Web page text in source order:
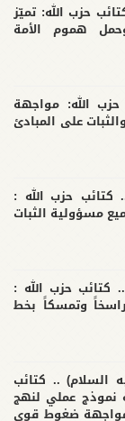
حزب الله: تميّز
هموم الأمة
الله: مواجهة
على المبادئ
كتائب حزب الله :
مسؤولية الثبات
كتائب حزب الله :
وتمسكاً بخط
السلام) .. كتائب
نموذج عملي لنهج
مواجهة ضغوط قوى